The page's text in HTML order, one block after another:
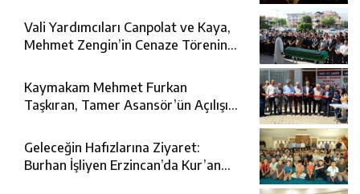
Vali Yardımcıları Canpolat ve Kaya,
Mehmet Zengin’in Cenaze Törenine
Kaymakam Mehmet Furkan
Taşkıran, Tamer Asansör’ün Açılışına
Geleceğin Hafızlarına Ziyaret:
Burhan İşliyen Erzincan’da Kur’an